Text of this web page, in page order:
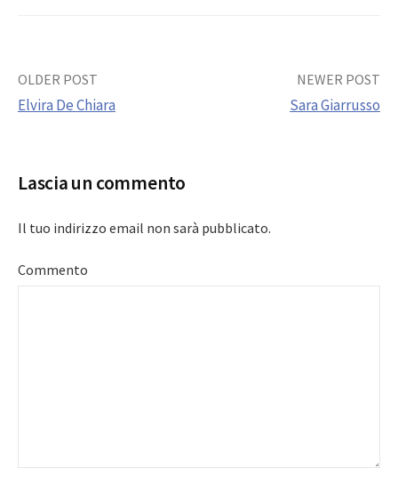
Post
OLDER POST
Elvira De Chiara
NEWER POST
Sara Giarrusso
Lascia un commento
Il tuo indirizzo email non sarà pubblicato.
Commento